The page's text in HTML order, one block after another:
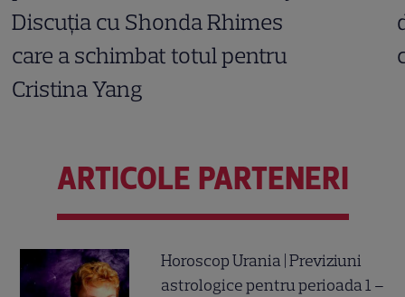
Discuția cu Shonda Rhimes
care a schimbat totul pentru
Cristina Yang
ARTICOLE PARTENERI
Horoscop Urania | Previziuni
astrologice pentru perioada 1 –